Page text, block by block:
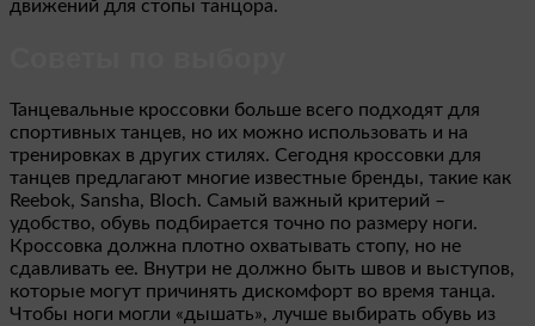
движений для стопы танцора.
Танцевальные кроссовки больше всего подходят для
спортивных танцев, но их можно использовать и на
тренировках в других стилях. Сегодня кроссовки для
танцев предлагают многие известные бренды, такие как
Reebok, Sansha, Bloch. Самый важный критерий –
удобство, обувь подбирается точно по размеру ноги.
Кроссовка должна плотно охватывать стопу, но не
сдавливать ее. Внутри не должно быть швов и выступов,
которые могут причинять дискомфорт во время танца.
Чтобы ноги могли «дышать», лучше выбирать обувь из